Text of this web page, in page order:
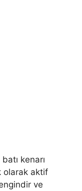
kenarı
olarak aktif
ve